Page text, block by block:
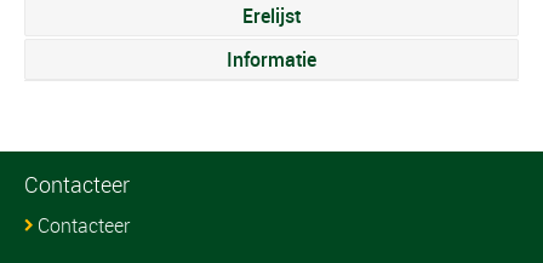
Erelijst
Informatie
Contacteer
Contacteer